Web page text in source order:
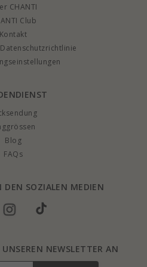
CHANTI
Club
Kontakt
Blog
FAQs
DEN SOZIALEN MEDIEN
NEWSLETTER AN